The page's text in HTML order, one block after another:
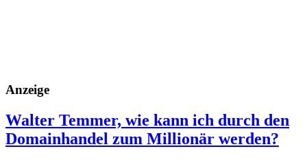
Anzeige
Walter Temmer, wie kann ich durch den
Domainhandel zum Millionär werden?